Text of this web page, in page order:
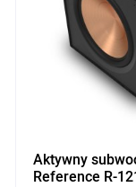
Aktywny
Reference R-